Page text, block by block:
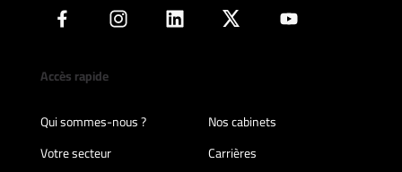
Accès rapide
Qui sommes-nous ?
Nos cabinets
Votre secteur
Carrières